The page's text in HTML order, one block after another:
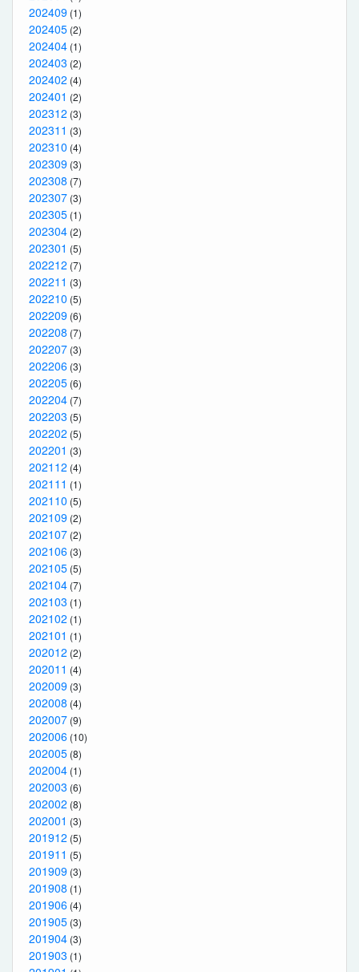
202409 (1)
202405 (2)
202404 (1)
202403 (2)
202402 (4)
202401 (2)
202312 (3)
202311 (3)
202310 (4)
202309 (3)
202308 (7)
202307 (3)
202305 (1)
202304 (2)
202301 (5)
202212 (7)
202211 (3)
202210 (5)
202209 (6)
202208 (7)
202207 (3)
202206 (3)
202205 (6)
202204 (7)
202203 (5)
202202 (5)
202201 (3)
202112 (4)
202111 (1)
202110 (5)
202109 (2)
202107 (2)
202106 (3)
202105 (5)
202104 (7)
202103 (1)
202102 (1)
202101 (1)
202012 (2)
202011 (4)
202009 (3)
202008 (4)
202007 (9)
202006 (10)
202005 (8)
202004 (1)
202003 (6)
202002 (8)
202001 (3)
201912 (5)
201911 (5)
201909 (3)
201908 (1)
201906 (4)
201905 (3)
201904 (3)
201903 (1)